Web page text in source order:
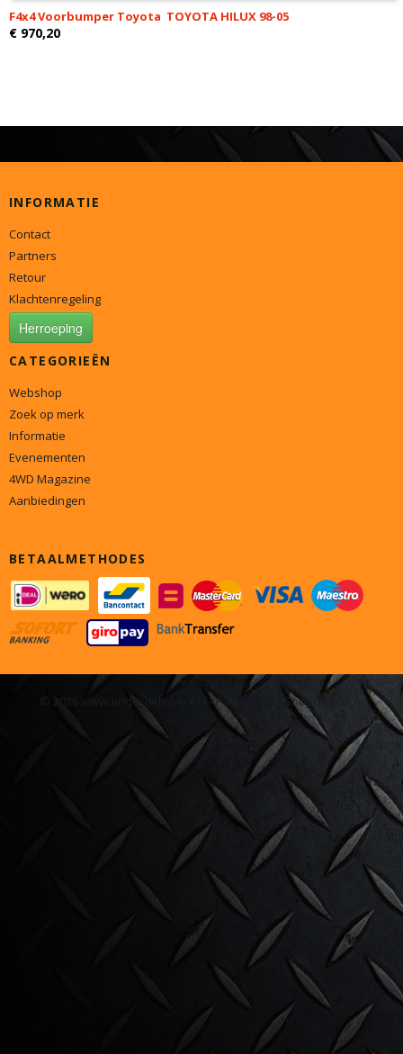
F4x4 Voorbumper Toyota TOYOTA HILUX 98-05
€ 970,20
INFORMATIE
Contact
Partners
Retour
Klachtenregeling
Herroeping
CATEGORIEËN
Webshop
Zoek op merk
Informatie
Evenementen
4WD Magazine
Aanbiedingen
BETAALMETHODES
© 2026 www.onderdelen4x4.nl - Powered by Shoppagina.nl